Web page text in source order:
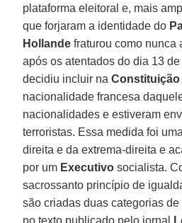
plataforma eleitoral e, mais
que forjaram a identidade do
Hollande fraturou como nunca
após os atentados do dia 13
decidiu incluir naConstituição
nacionalidade francesa
nacionalidades e estiveram
terroristas. Essa medida foi
direita e da extrema-direita e
por um Executivo socialista.
sacrossanto princípio de
são criadas duas categorias
no texto publicado pelo jornal